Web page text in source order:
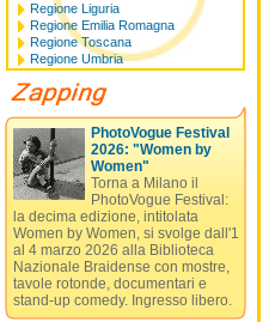
Regione Liguria
Regione Emilia Romagna
Regione Toscana
Regione Umbria
PhotoVogue Festival
2026: "Women by
Women"
Torna a Milano il
PhotoVogue Festival:
la decima edizione, intitolata
Women by Women, si svolge dall'1
al 4 marzo 2026 alla Biblioteca
Nazionale Braidense con mostre,
tavole rotonde, documentari e
stand-up comedy. Ingresso libero.